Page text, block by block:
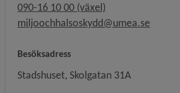
090-16 10 00 (växel)
miljoochhalsoskydd@umea.se
Besöksadress
Stadshuset, Skolgatan 31A